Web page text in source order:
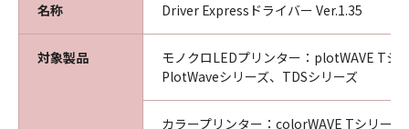
第4条（禁止事項）
乙は第三者に対し、いかなる理由によろうとも
甲の文書による事前の承諾なくして、本製品の
全部又は一部の譲渡・販売・転貸しあるいはそ
の二次的著作物を創作・譲渡・販売・転貸する
ことはできないものとします。
名称 Driver Expressドライバー Ver.1.35
対象製品
モノクロLEDプリンター：plotWAVE Tシ
PlotWaveシリーズ、TDSシリーズ
カラープリンター：colorWAVE Tシリー